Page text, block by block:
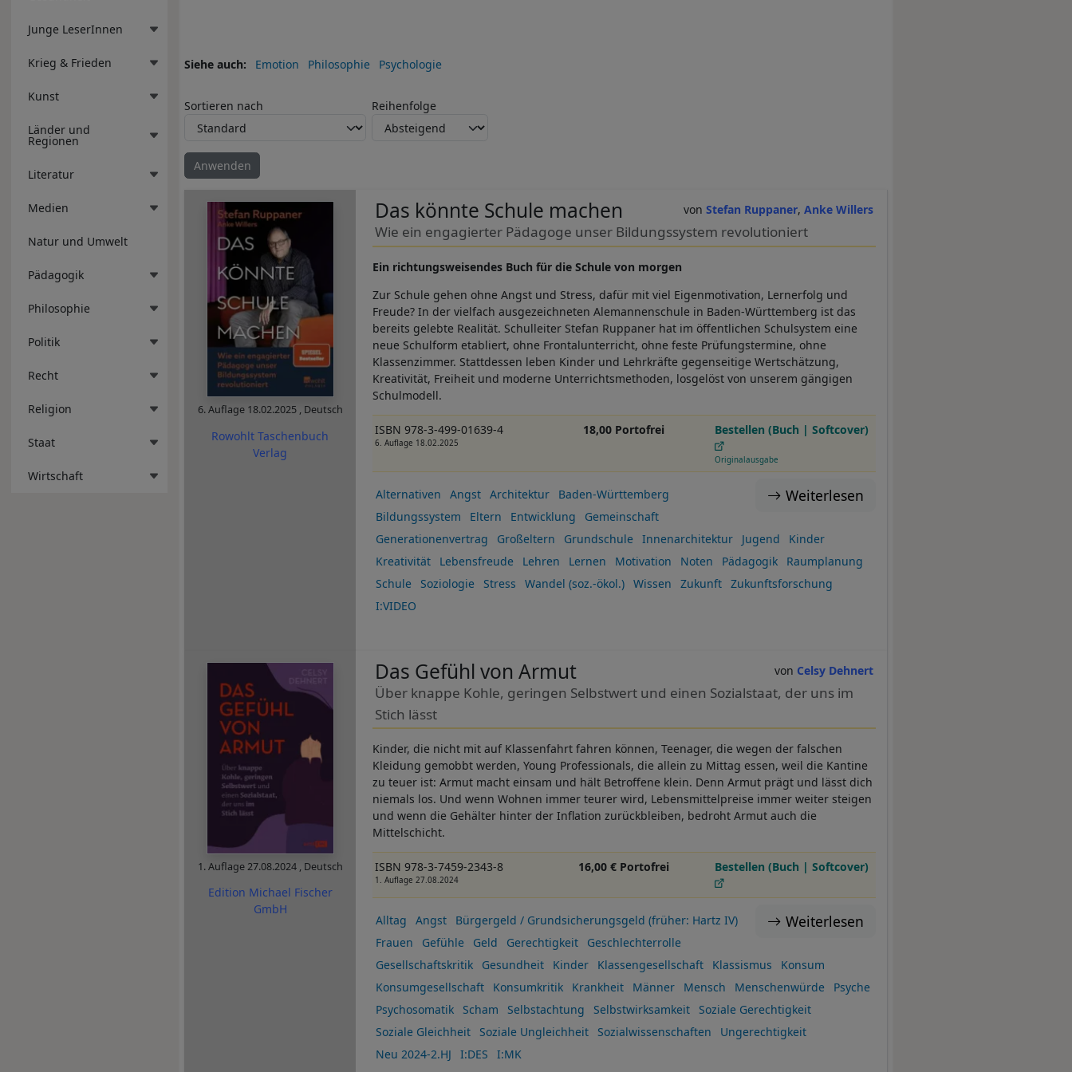
Junge LeserInnen
Krieg & Frieden
Kunst
Länder und
Regionen
Literatur
Medien
Natur und Umwelt
Pädagogik
Philosophie
Politik
Recht
Religion
Staat
Wirtschaft
Siehe auch Emotion Philosophie Psychologie
Sortieren nach Reihenfolge
6. Auflage 18.02.2025 , Deutsch
Rowohlt Taschenbuch
Verlag
Stefan Ruppaner Anke Willers
Das könnte Schule machen
Wie ein engagierter Pädagoge unser Bildungssystem revolutioniert
Ein richtungsweisendes Buch für die Schule von morgen
Zur Schule gehen ohne Angst und Stress, dafür mit viel Eigenmotivation, Lernerfolg und
Freude? In der vielfach ausgezeichneten Alemannenschule in Baden-Württemberg ist das
bereits gelebte Realität. Schulleiter Stefan Ruppaner hat im öffentlichen Schulsystem eine
neue Schulform etabliert, ohne Frontalunterricht, ohne feste Prüfungstermine, ohne
Klassenzimmer. Stattdessen leben Kinder und Lehrkräfte gegenseitige Wertschätzung,
Kreativität, Freiheit und moderne Unterrichtsmethoden, losgelöst von unserem gängigen
Schulmodell.
ISBN 978-3-499-01639-4
6. Auflage 18.02.2025
18,00 Portofrei Bestellen (Buch | Softcover)
Originalausgabe
Weiterlesen
Alternativen Angst Architektur
Baden-Württemberg
Bildungssystem
Eltern Entwicklung
Gemeinschaft
Generationenvertrag
Großeltern Grundschule Innenarchitektur Jugend
Kinder
Kreativität
Lebensfreude Lehren Lernen Motivation Noten Pädagogik
Raumplanung
Schule
Soziologie Stress Wandel (soz.-ökol.) Wissen Zukunft
Zukunftsforschung
I:VIDEO
1. Auflage27.08.2024 , Deutsch
Edition Michael Fischer
GmbH
Celsy Dehnert
Das Gefühl von Armut
Über knappe Kohle, geringen Selbstwert und einen Sozialstaat, der uns im
Stich lässt
Kinder, die nicht mit auf Klassenfahrt fahren können, Teenager, die wegen der falschen
Kleidung gemobbt werden, Young Professionals, die allein zu Mittag essen, weil die Kantine
zu teuer ist: Armut macht einsam und hält Betroffene klein. Denn Armut prägt und lässt dich
niemals los. Und wenn Wohnen immer teurer wird, Lebensmittelpreise immer weiter steigen
und wenn die Gehälter hinter der Inflation zurückbleiben, bedroht Armut auch die
Mittelschicht.
ISBN 978-3-7459-2343-8
1. Auflage 27.08.2024
16,00 € Portofrei Bestellen (Buch | Softcover)
Weiterlesen
Alltag Angst
Bürgergeld / Grundsicherungsgeld (früher: Hartz IV)
Frauen
Gefühle Geld Gerechtigkeit
Geschlechterrolle
Gesellschaftskritik
Gesundheit Kinder Klassengesellschaft Klassismus
Konsum
Konsumgesellschaft
Konsumkritik Krankheit Männer Mensch Menschenwürde
Psyche
Psychosomatik
Scham Selbstachtung Selbstwirksamkeit
Soziale Gerechtigkeit
Soziale Gleichheit
Soziale Ungleichheit Sozialwissenschaften
Ungerechtigkeit
Neu 2024-2.HJ
I:DES I:MK